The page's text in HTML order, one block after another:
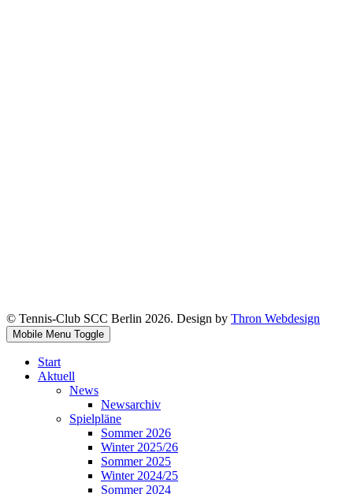
© Tennis-Club SCC Berlin 2026. Design by Thron Webdesign
Mobile Menu Toggle
Start
Aktuell
News
Newsarchiv
Spielpläne
Sommer 2026
Winter 2025/26
Sommer 2025
Winter 2024/25
Sommer 2024